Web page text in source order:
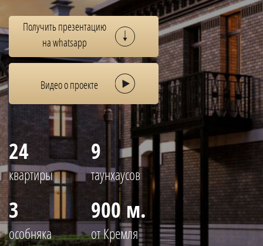
Получить презентацию
на whatsapp
Видео о проекте
24
квартиры
9
таунхаусов
3
особняка
900 м.
от Кремля